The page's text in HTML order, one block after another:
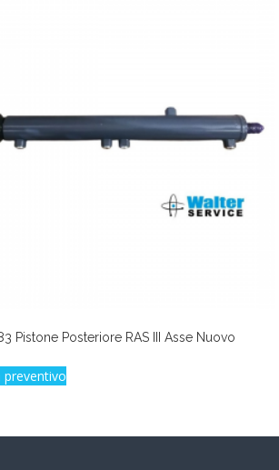
Pistone Posteriore RAS III Asse Nuovo
preventivo